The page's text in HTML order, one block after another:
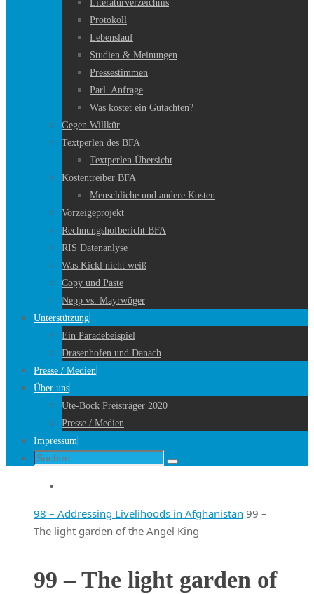
Literaturverzeichnis
Protokoll
Lebenslauf
Studien & Meinungen
Pressestimmen
Parl. Anfrage
Was kostet ein Gutachten?
Gegen Willkür
Textperlen des BFA
Textperlen Übersicht
Kostentreiber BFA
Menschliche und andere Kosten
Vorzeigeprojekt
Rechnungshofbericht BFA
RIS Datenanlyse
Was Kickl nicht weiß
Copy und Paste
Nepp vs. Mayrwöger
Unterstützung
Ein Paradebeispiel
Drasenhofen und Danach
Presse / Medien
Über uns
Ute-Bock Preisträger 2020
Presse / Medien
Impressum
Suche
Suchen
Startseite
98 – Addressing Livelihoods in Afghanistan 99 –
The light garden of the Angel King
99 – The light garden of